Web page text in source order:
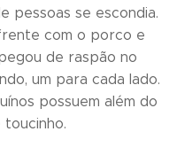
pessoas se escondia.
com o porco e
de raspão no
um para cada lado.
possuem além do
toucinho.